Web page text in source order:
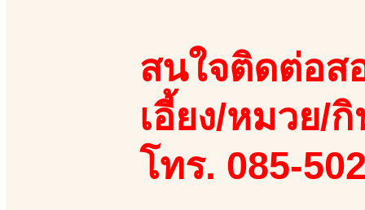
สนใจติดต่อส
เอี้ยง/หมวย/
โทร. 085-